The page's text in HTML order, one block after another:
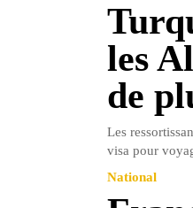
les
de
Les
visa pour
National